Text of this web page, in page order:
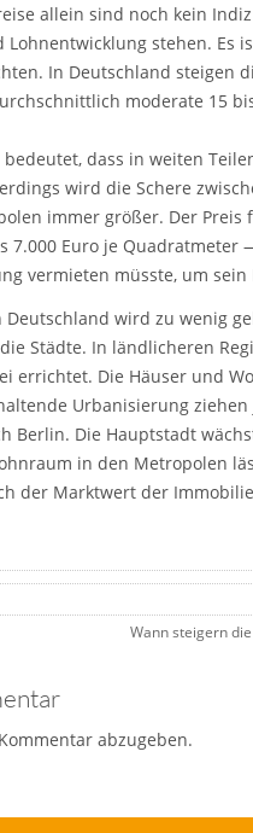
allein sind noch kein
stehen. Es
In Deutschland steigen
moderate 15
dass in weiten
wird die Schere
immer größer. Der Preis
Euro je Quadratmeter
vermieten müsste, um
wird zu wenig
Städte. In ländlicheren
errichtet. Die Häuser und
Urbanisierung
Berlin. Die Hauptstadt
in den Metropolen
der Marktwert der
Wann steigern
abzugeben.